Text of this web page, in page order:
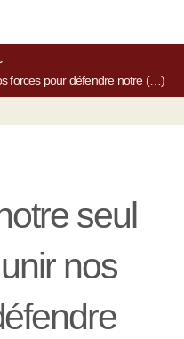
forces pour défendre notre (…)
seul
nos